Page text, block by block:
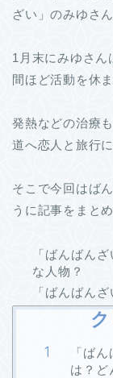
ざい」のみゆさ
1月末にみゆさん
間ほど活動を休
発熱などの治療
道へ恋人と旅行
そこで今回はば
うに記事をまと
「ばんばん
な人物？
「ばんばん
「ば
は？ど